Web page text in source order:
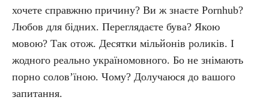
хочете справжню причину? Ви ж знаєте Pornhub?
Любов для бідних. Переглядаєте бува? Якою
мовою? Так отож. Десятки мільйонів роликів. І
жодного реально україномовного. Бо не знімають
порно солов’їною. Чому? Долучаюся до вашого
запитання.